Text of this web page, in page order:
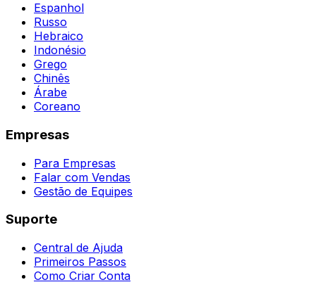
Espanhol
Russo
Hebraico
Indonésio
Grego
Chinês
Árabe
Coreano
Empresas
Para Empresas
Falar com Vendas
Gestão de Equipes
Suporte
Central de Ajuda
Primeiros Passos
Como Criar Conta